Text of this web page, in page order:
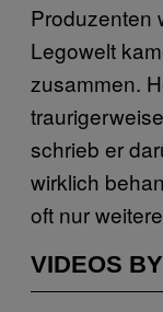
Produzenten
Legowelt
zusammen.
schrieb er
wirklich
oft nur
VIDEOS